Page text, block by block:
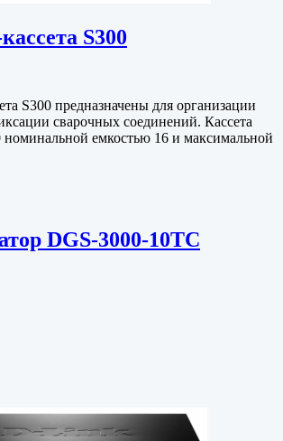
S300
S300 предназначены для организации
сварочных соединений. Кассета
номинальной емкостью 16 и максимальной
DGS-3000-10TC